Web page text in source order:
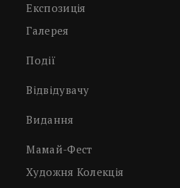
Експозиція
Галерея
Події
Відвідувачу
Видання
Мамай-Фест
Художня Колекція